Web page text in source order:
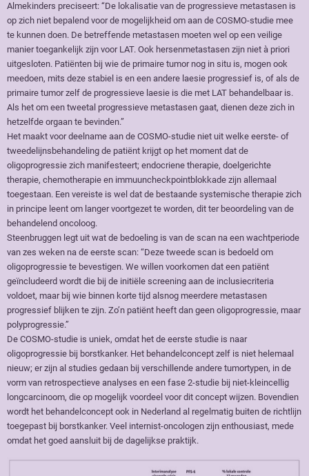
Almekinders preciseert: “De lokalisatie van de progressieve metastasen is
op zich niet bepalend voor de mogelijkheid om aan de COSMO-studie mee
te kunnen doen. De betreffende metastasen moeten wel op een veilige
manier toegankelijk zijn voor LAT. Ook hersenmetastasen zijn niet à priori
uitgesloten. Patiënten bij wie de primaire tumor nog in situ is, mogen ook
meedoen, mits deze stabiel is en een andere laesie progressief is, of als de
primaire tumor zelf de progressieve laesie is die met LAT behandelbaar is.
Als het om een tweetal progressieve metastasen gaat, dienen deze zich in
hetzelfde orgaan te bevinden.”
Het maakt voor deelname aan de COSMO-studie niet uit welke eerste- of
tweedelijnsbehandeling de patiënt krijgt op het moment dat de
oligoprogressie zich manifesteert; endocriene therapie, doelgerichte
therapie, chemotherapie en immuuncheckpointblokkade zijn allemaal
toegestaan. Een vereiste is wel dat de bestaande systemische therapie zich
in principe leent om langer voortgezet te worden, dit ter beoordeling van de
behandelend oncoloog.
Steenbruggen legt uit wat de bedoeling is van de scan na een wachtperiode
van zes weken na de eerste scan: “Deze tweede scan is bedoeld om
oligoprogressie te bevestigen. We willen voorkomen dat een patiënt
geïncludeerd wordt die bij de initiële screening aan de inclusiecriteria
voldoet, maar bij wie binnen korte tijd alsnog meerdere metastasen
progressief blijken te zijn. Zo’n patiënt heeft dan geen oligoprogressie, maar
polyprogressie.’’
De COSMO-studie is uniek, omdat het de eerste studie is naar
oligoprogressie bij borstkanker. Het behandelconcept zelf is niet helemaal
nieuw; er zijn al studies gedaan bij verschillende andere tumortypen, in de
vorm van retrospectieve analyses en een fase 2-studie bij niet-kleincellig
longcarcinoom, die op mogelijk voordeel voor dit concept wijzen. Bovendien
wordt het behandelconcept ook in Nederland al regelmatig buiten de richtlijn
toegepast bij borstkanker. Veel internist-oncologen zijn enthousiast, mede
omdat het goed aansluit bij de dagelijkse praktijk.